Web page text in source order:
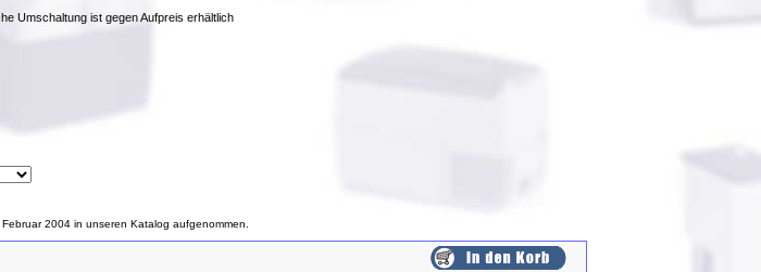
Umschaltung ist gegen Aufpreis erhältlich
2004 in unseren Katalog aufgenommen.